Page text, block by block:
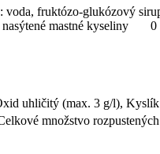
fruktózo-glukózový
nasýtené mastné
uhličitý (max. 3 g/l),
množstvo